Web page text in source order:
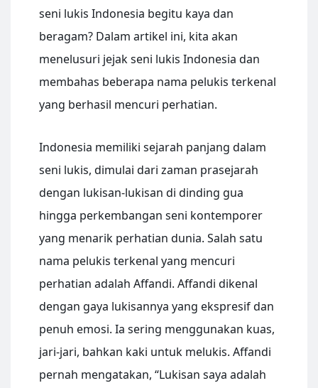
seni lukis Indonesia begitu kaya dan
beragam? Dalam artikel ini, kita akan
menelusuri jejak seni lukis Indonesia dan
membahas beberapa nama pelukis terkenal
yang berhasil mencuri perhatian.
Indonesia memiliki sejarah panjang dalam
seni lukis, dimulai dari zaman prasejarah
dengan lukisan-lukisan di dinding gua
hingga perkembangan seni kontemporer
yang menarik perhatian dunia. Salah satu
nama pelukis terkenal yang mencuri
perhatian adalah Affandi. Affandi dikenal
dengan gaya lukisannya yang ekspresif dan
penuh emosi. Ia sering menggunakan kuas,
jari-jari, bahkan kaki untuk melukis. Affandi
pernah mengatakan, “Lukisan saya adalah